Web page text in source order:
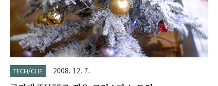
나봅니다. 액정에서 접..
TECH/CLIE 2008. 12. 7.